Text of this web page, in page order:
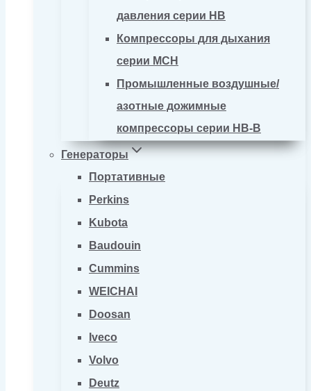
давления серии HB
Компрессоры для дыхания
серии MCH
Промышленные воздушные/
азотные дожимные
компрессоры серии HB-B
Генераторы
Портативные
Perkins
Kubota
Baudouin
Cummins
WEICHAI
Doosan
Iveco
Volvo
Deutz